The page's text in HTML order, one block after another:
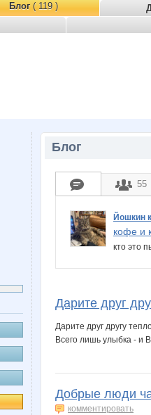
Блог( 119 )
Блог
55
Йошкин
кофе и
кто это
Дарите друг
Дарите друг другу
Всего лишь улыбка - и
Добрые люди
комментировать